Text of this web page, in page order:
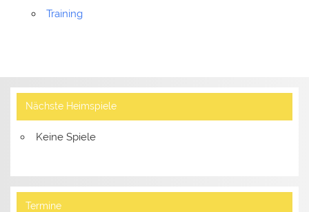
Training
Nächste Heimspiele
Keine Spiele
Termine